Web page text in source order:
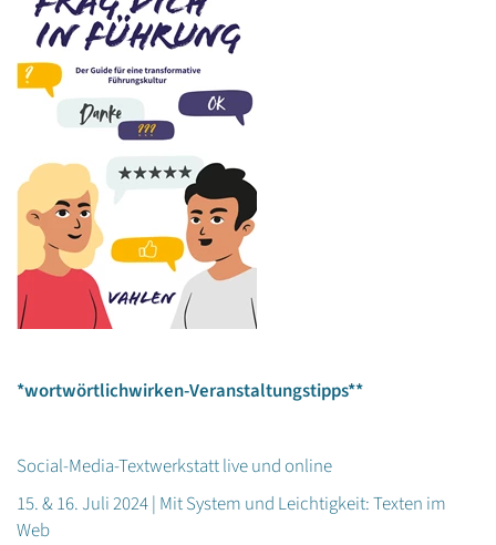
*wortwörtlichwirken-Veranstaltungstipps**
Social-Media-Textwerkstatt live und online
15. & 16. Juli 2024 | Mit System und Leichtigkeit: Texten im
Web